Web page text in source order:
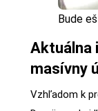
Bude
Aktuálna
masívny
Vzhľadom k